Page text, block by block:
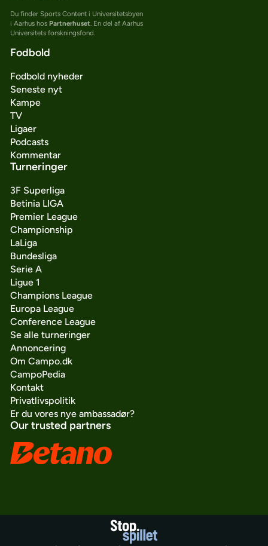
Du finder Sports Content i Universitetsbyen
i Aarhus hos Partnerhuset. En del af Aarhus
Universitets forskningsfond.
Fodbold
Fodbold nyheder
Seneste nyt
Kampe
TV
Ligaer
Podcasts
Kommentar
Turneringer
3F Superliga
Betinia LIGA
Premier League
Championship
LaLiga
Bundesliga
Serie A
Ligue 1
Champions League
Europa League
Conference League
Se alle turneringer
Annoncering
Om Campo.dk
CampoPedia
Kontakt
Privatlivspolitik
Er du vores nye ambassadør?
Our trusted partners